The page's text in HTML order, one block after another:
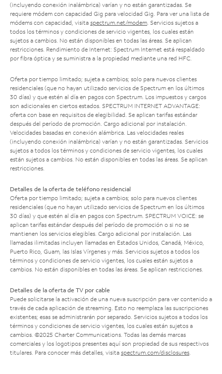
(incluyendo conexión inalámbrica) varían y no están garantizadas. Se
requiere módem con capacidad Gig para velocidad Gig. Para ver una lista de
módems con capacidad, visita spectrum.net/modem . Servicios sujetos a
todos los términos y condiciones de servicio vigentes, los cuales están
sujetos a cambios. No están disponibles en todas las áreas. Se aplican
restricciones. Rendimiento de Internet: Spectrum Internet está respaldado
por fibra óptica y se suministra a la propiedad mediante una red HFC.
Oferta por tiempo limitado; sujeta a cambios; solo para nuevos clientes
residenciales (que no hayan utilizado servicios de Spectrum en los últimos
30 días) y que estén al día en pagos con Spectrum. Los impuestos y cargos
son adicionales en ciertos estados. SPECTRUM INTERNET ADVANTAGE:
oferta con base en requisitos de elegibilidad. Se aplican tarifas estándar
después del período de promoción. Cargo adicional por instalación.
Velocidades basadas en conexión alámbrica. Las velocidades reales
(incluyendo conexión inalámbrica) varían y no están garantizadas. Servicios
sujetos a todos los términos y condiciones de servicio vigentes, los cuales
están sujetos a cambios. No están disponibles en todas las áreas. Se aplican
restricciones.
Detalles de la oferta de teléfono residencial
Oferta por tiempo limitado; sujeta a cambios; solo para nuevos clientes
residenciales (que no hayan utilizado servicios de Spectrum en los últimos
30 días) y que estén al día en pagos con Spectrum. SPECTRUM VOICE: se
aplican tarifas estándar después del período de promoción o si no se
mantienen los servicios elegibles. Cargo adicional por instalación. Las
llamadas ilimitadas incluyen llamadas en Estados Unidos, Canadá, México,
Puerto Rico, Guam, las Islas Vírgenes y más. Servicios sujetos a todos los
términos y condiciones de servicio vigentes, los cuales están sujetos a
cambios. No están disponibles en todas las áreas. Se aplican restricciones.
Detalles de la oferta de TV por cable
Puede solicitarse la activación de una nueva suscripción para ver contenido a
través de cada aplicación de streaming. Esto no reemplaza las suscripciones
existentes; esas se administrarán por separado. Servicios sujetos a todos los
términos y condiciones de servicio vigentes, los cuales están sujetos a
cambios. ©2025 Charter Communications. Todas las demás marcas
comerciales y los logotipos presentes aquí son propiedad de sus respectivos
titulares. Para conocer más detalles, visita spectrum.com/disclosures